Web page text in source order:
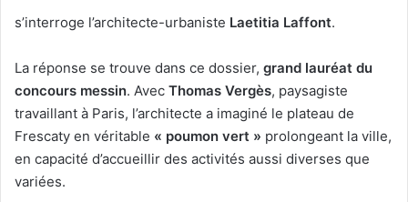
s’interroge l’architecte-urbaniste Laetitia Laffont.
La réponse se trouve dans ce dossier, grand lauréat du
concours messin. Avec Thomas Vergès, paysagiste
travaillant à Paris, l’architecte a imaginé le plateau de
Frescaty en véritable « poumon vert » prolongeant la ville,
en capacité d’accueillir des activités aussi diverses que
variées.